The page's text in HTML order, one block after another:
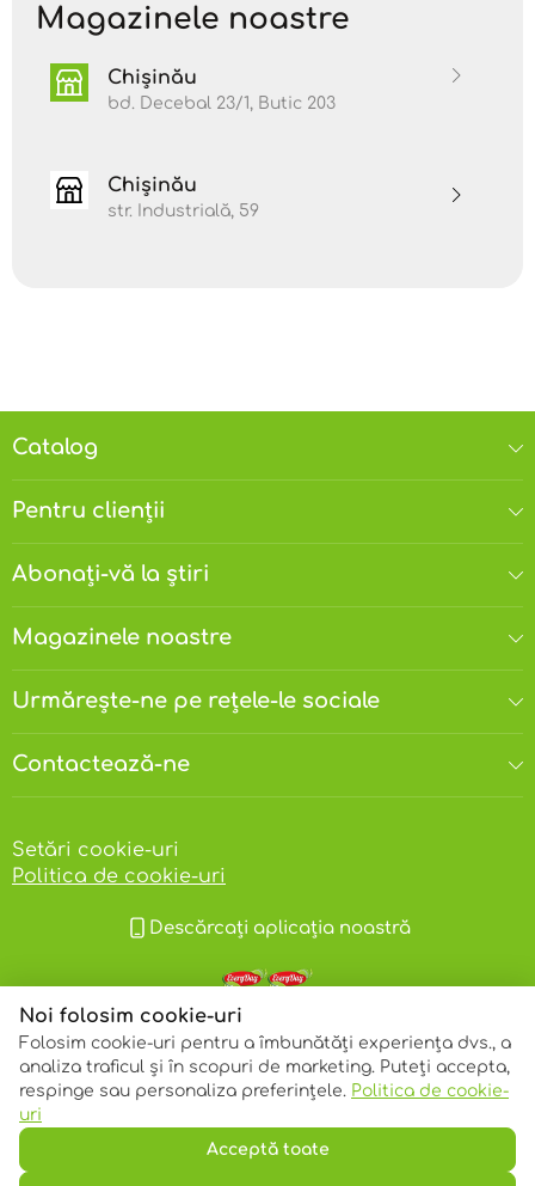
tuse, bronșită sau sinuzită.
organismul în lupta cu infecțiile, mai ales în
sezonul rece.
echilibru emoțional.
- protejează pielea în caz de
Magazinele noastre
Chișinău
bd. Decebal 23/1, Butic 203
Chișinău
str. Industrială, 59
Catalog
Pentru clienții
Abonați-vă la știri
Magazinele noastre
Urmărește-ne pe rețele-le sociale
Contactează-ne
Setări cookie-uri
Politica de cookie-uri
Descărcați aplicația noastră
© 2013 – 2026 ECOM
Noi folosim cookie-uri
Folosim cookie-uri pentru a îmbunătăți experiența dvs., a
analiza traficul și în scopuri de marketing. Puteți accepta,
respinge sau personaliza preferințele. Politica de cookie-
uri
Acceptă toate